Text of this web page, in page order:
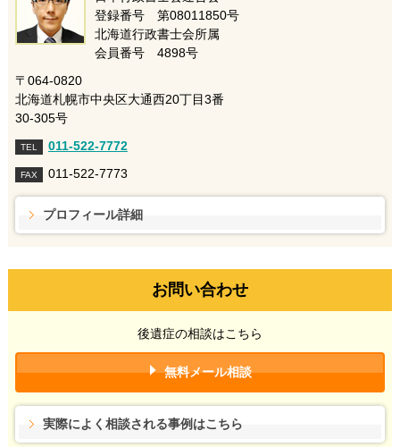
登録番号 第08011850号
北海道行政書士会所属
会員番号 4898号
〒064-0820
北海道札幌市中央区大通西20丁目3番
30-305号
TEL 011-522-7772
FAX 011-522-7773
プロフィール詳細
お問い合わせ
後遺症の相談はこちら
無料メール相談
実際によく相談される事例はこちら